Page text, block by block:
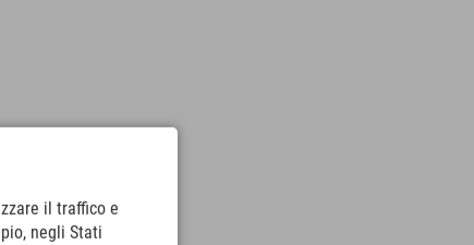
il traffico e
negli Stati